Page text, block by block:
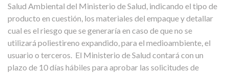
Salud Ambiental del Ministerio de Salud, indicando el tipo de
producto en cuestión, los materiales del empaque y detallar
cual es el riesgo que se generaría en caso de que no se
utilizará poliestireno expandido, para el medioambiente, el
usuario o terceros. El Ministerio de Salud contará con un
plazo de 10 días hábiles para aprobar las solicitudes de